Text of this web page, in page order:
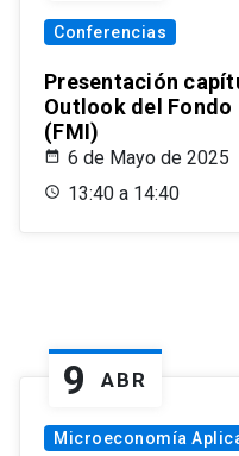
Conferencias
Presentación
Outlook del
(FMI)
6 de Mayo de 2025
13:40 a 14:40
9 ABR
Microeconomía